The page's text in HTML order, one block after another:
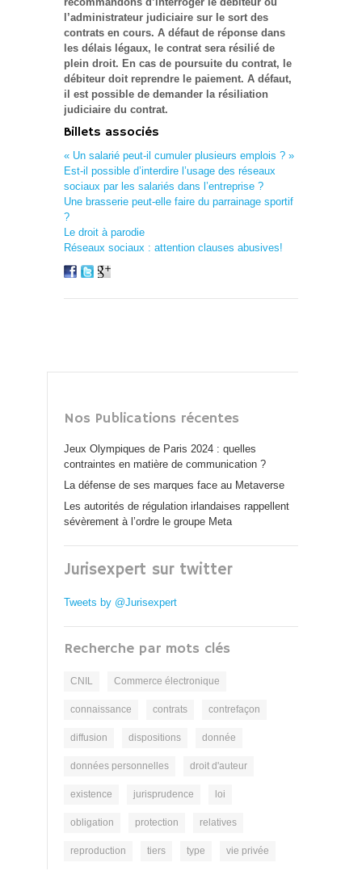
l’administrateur judiciaire sur le sort des
contrats en cours. A défaut de réponse dans
les délais légaux, le contrat sera résilié de
plein droit. En cas de poursuite du contrat, le
débiteur doit reprendre le paiement. A défaut,
il est possible de demander la résiliation
judiciaire du contrat.
Billets associés
« Un salarié peut-il cumuler plusieurs emplois ? »
Est-il possible d’interdire l’usage des réseaux
sociaux par les salariés dans l’entreprise ?
Une brasserie peut-elle faire du parrainage sportif
?
Le droit à parodie
Réseaux sociaux : attention clauses abusives!
Nos Publications récentes
Jeux Olympiques de Paris 2024 : quelles
contraintes en matière de communication ?
La défense de ses marques face au Metaverse
Les autorités de régulation irlandaises rappellent
sévèrement à l’ordre le groupe Meta
Jurisexpert sur twitter
Tweets by @Jurisexpert
Recherche par mots clés
CNIL Commerce électronique
connaissance contrats contrefaçon
diffusion dispositions donnée
données personnelles droit d'auteur
existence jurisprudence loi
obligation protection relatives
reproduction tiers type vie privée